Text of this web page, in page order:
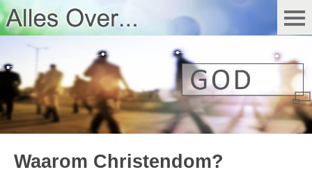
Waarom Christendom?